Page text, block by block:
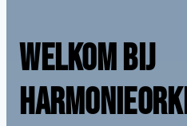
WELKOM BIJ